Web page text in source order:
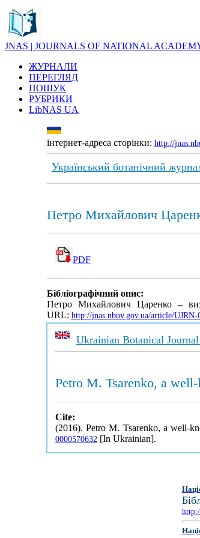
JNAS | JOURNALS OF NATIONAL
ЖУРНАЛИ
ПЕРЕГЛЯД
ПОШУК
РУБРИКИ
LibNAS UA
інтернет-адреса сторінки: http://
Український ботанічний
Петро Михайлович
PDF
Бібліографічний опис:
Петро Михайлович Царенко –
URL: http://jnas.nbuv.gov.ua/article/UJRN-
Ukrainian Botanical Journal
Petro M. Tsarenko, a
Cite:
(2016). Petro M. Tsarenko, a well-
0000570632 [In Ukrainian].